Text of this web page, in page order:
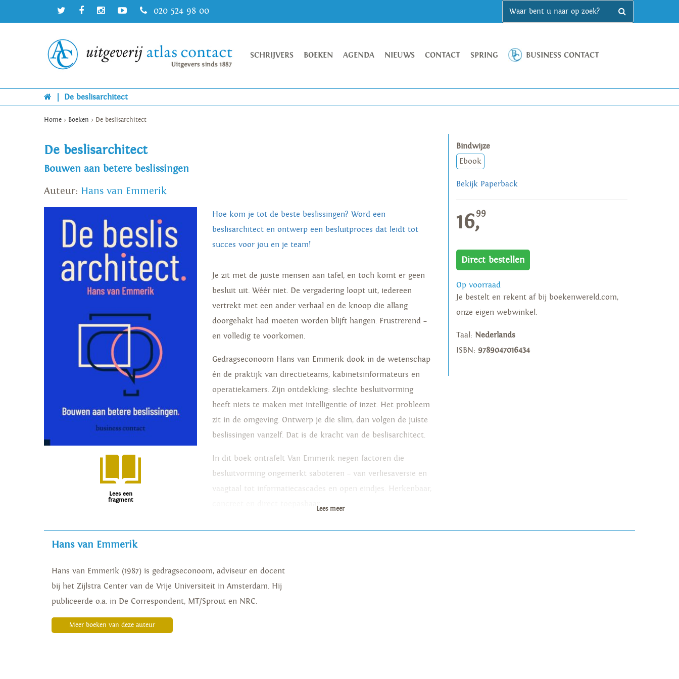
020 524 98 00
SCHRIJVERS BOEKEN AGENDA NIEUWS CONTACT SPRING BUSINESS CONTACT
De beslisarchitect
Home > Boeken > De beslisarchitect
De beslisarchitect
Bouwen aan betere beslissingen
Auteur: Hans van Emmerik
Lees een
fragment
Hoe kom je tot de beste beslissingen? Word een
beslisarchitect en ontwerp een besluitproces dat leidt tot
succes voor jou en je team!
Je zit met de juiste mensen aan tafel, en toch komt er geen
besluit uit. Wéér niet. De vergadering loopt uit, iedereen
vertrekt met een ander verhaal en de knoop die allang
doorgehakt had moeten worden blijft hangen. Frustrerend –
en volledig te voorkomen.
Gedragseconoom Hans van Emmerik dook in de wetenschap
én de praktijk van directieteams, kabinetsinformateurs en
operatiekamers. Zijn ontdekking: slechte besluitvorming
heeft niets te maken met intelligentie of inzet. Het probleem
zit in de omgeving. Ontwerp je die slim, dan volgen de juiste
beslissingen vanzelf. Dat is de kracht van de beslisarchitect.
In dit boek ontrafelt Van Emmerik negen factoren die
besluitvorming ongemerkt saboteren – van verliesaversie en
vaagtaal tot informatiecascades en open eindjes. Herkenbaar,
concreet en direct toepasbaar.
en praktische wetenswaardigheden over de architectuur van
goede beslissingen.’ – Marcel Levi, arts en bestuurder
Lees meer
Bindwijze
Ebook
Bekijk Paperback
16,99
Direct bestellen
Op voorraad
Je bestelt en rekent af bij boekenwereld.com,
onze eigen webwinkel.
Taal: Nederlands
ISBN: 9789047016434
Hans van Emmerik
Hans van Emmerik (1987) is gedragseconoom, adviseur en docent
bij het Zijlstra Center van de Vrije Universiteit in Amsterdam. Hij
publiceerde o.a. in De Correspondent, MT/Sprout en NRC.
Meer boeken van deze auteur